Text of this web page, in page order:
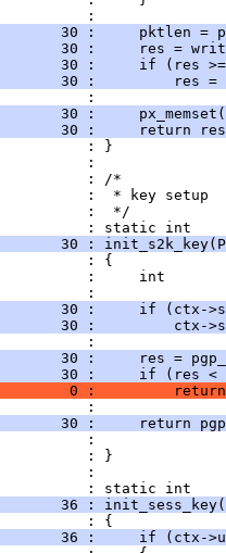
:
30 :     pktlen =
30 :     res =
30 :     if (res
30 :         res =
:
30 :
30 :     return
: }
:
: /*
:  * key setup
:  */
: static int
30 :
: {
:     int
:
30 :     if (ctx-
30 :         ctx-
:
30 :     res =
30 :     if (res <
0 :
:
30 :     return
:
: }
:
: static int
36 :
: {
36 :     if (ctx-